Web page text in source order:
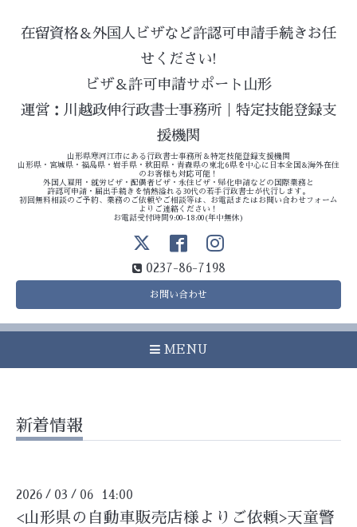
在留資格＆外国人ビザなど許認可申請手続きお任
せください!
ビザ＆許可申請サポート山形
運営：川越政伸行政書士事務所｜特定技能登録支
援機関
山形県寒河江市にある行政書士事務所＆特定技能登録支援機関
山形県・宮城県・福島県・岩手県・秋田県・青森県の東北6県を中心に日本全国&海外在住
のお客様も対応可能！
外国人雇用・就労ビザ・配偶者ビザ・永住ビザ・帰化申請などの国際業務と
許認可申請・届出手続きを情熱溢れる30代の若手行政書士が代行します。
初回無料相談のご予約、業務のご依頼やご相談等は、お電話またはお問い合わせフォーム
よりご連絡ください！
お電話受付時間9:00-18:00(年中無休)
0237-86-7198
お問い合わせ
MENU
新着情報
2026 / 03 / 06 14:00
<山形県の自動車販売店様よりご依頼>天童警